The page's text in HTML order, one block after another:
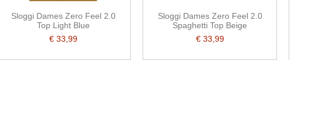
Sloggi Dames Zero Feel 2.0
Top Light Blue
€ 33,99
Sloggi Dames Zero Feel 2.0
Spaghetti Top Beige
€ 33,99